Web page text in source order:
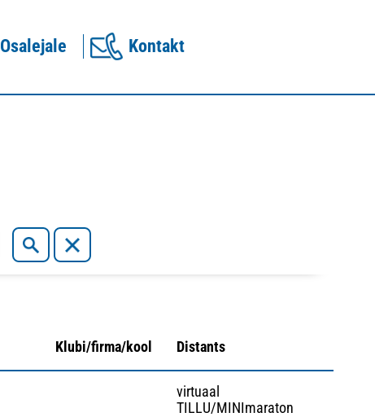
Osalejale Kontakt
Klubi/firma/kool Distants
virtuaal
TILLU/MINImaraton